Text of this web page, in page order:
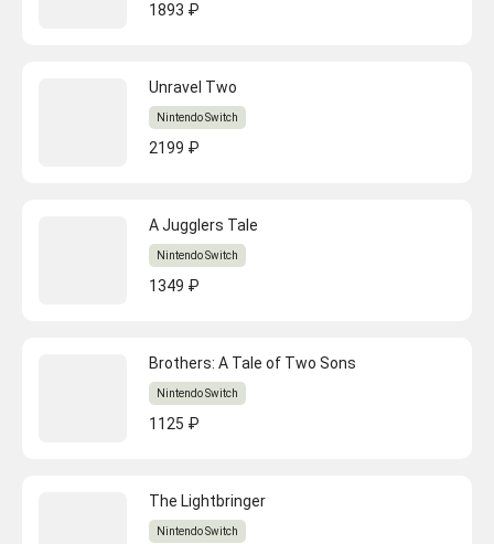
1893 ₽
Unravel Two
Nintendo Switch
2199 ₽
A Jugglers Tale
Nintendo Switch
1349 ₽
Brothers: A Tale of Two Sons
Nintendo Switch
1125 ₽
The Lightbringer
Nintendo Switch